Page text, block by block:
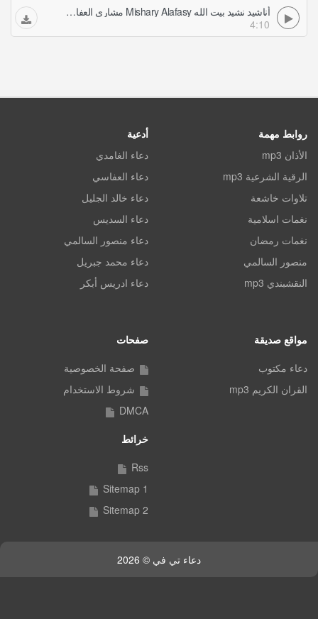
أناشيد نشيد بيت الله Mishary Alafasy مشاري العفاسي
4:10
روابط مهمة
الأذان mp3
الرقية الشرعية mp3
تلاوات خاشعة
نغمات اسلامية
نغمات رمضان
منصور السالمي
النقشبندي mp3
أدعية
دعاء الغامدي
دعاء العفاسي
دعاء خالد الجليل
دعاء السديس
دعاء منصور السالمي
دعاء محمد جبريل
دعاء ادريس أبكر
مواقع صديقة
دعاء مكتوب
القران الكريم mp3
صفحات
صفحة الخصوصية
شروط الاستخدام
DMCA
خرائط
Rss
Sitemap 1
Sitemap 2
دعاء تي في © 2026